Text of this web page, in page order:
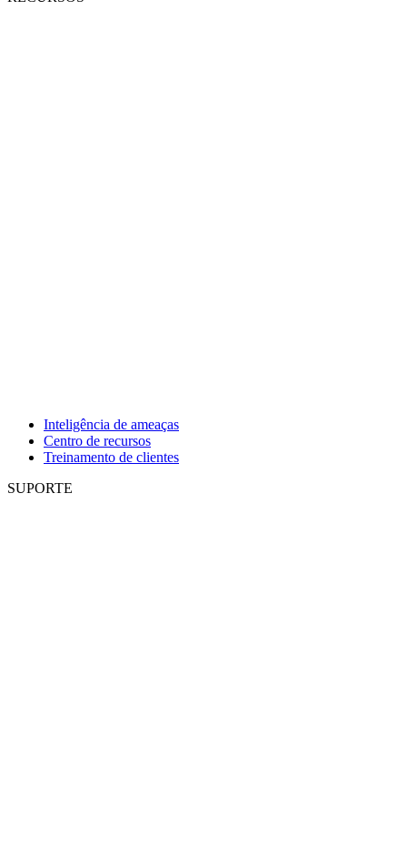
Inteligência de ameaças
Centro de recursos
Treinamento de clientes
SUPORTE